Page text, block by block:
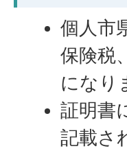
個人市
保険税
になり
証明書
記載さ